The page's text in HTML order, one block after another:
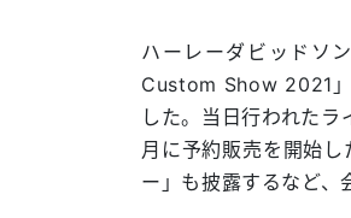
ハーレーダビッドソ
Custom Show 2021」
した。当日行われた
月に予約販売を開始
ー」も披露するなど、